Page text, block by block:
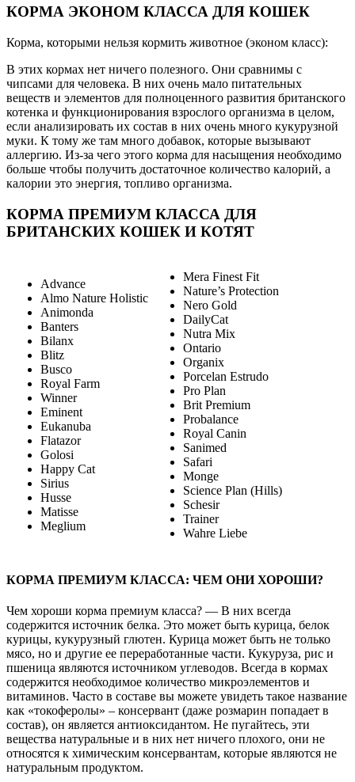
КОРМА ЭКОНОМ КЛАССА ДЛЯ КОШЕК
Корма, которыми нельзя кормить животное (эконом класс):
В этих кормах нет ничего полезного. Они сравнимы с
чипсами для человека. В них очень мало питательных
веществ и элементов для полноценного развития британского
котенка и функционирования взрослого организма в целом,
если анализировать их состав в них очень много кукурузной
муки. К тому же там много добавок, которые вызывают
аллергию. Из-за чего этого корма для насыщения необходимо
больше чтобы получить достаточное количество калорий, а
калории это энергия, топливо организма.
КОРМА ПРЕМИУМ КЛАССА ДЛЯ
БРИТАНСКИХ КОШЕК И КОТЯТ
Advance
Almo Nature Holistic
Animonda
Banters
Bilanx
Blitz
Busco
Royal Farm
Winner
Eminent
Eukanuba
Flatazor
Golosi
Happy Cat
Sirius
Husse
Matisse
Meglium
Mera Finest Fit
Nature’s Protection
Nero Gold
DailyCat
Nutra Mix
Ontario
Organix
Porcelan Estrudo
Pro Plan
Brit Premium
Probalance
Royal Canin
Sanimed
Safari
Monge
Science Plan (Hills)
Schesir
Trainer
Wahre Liebe
КОРМА ПРЕМИУМ КЛАССА: ЧЕМ ОНИ ХОРОШИ?
Чем хороши корма премиум класса? — В них всегда
содержится источник белка. Это может быть курица, белок
курицы, кукурузный глютен. Курица может быть не только
мясо, но и другие ее переработанные части. Кукуруза, рис и
пшеница являются источником углеводов. Всегда в кормах
содержится необходимое количество микроэлементов и
витаминов. Часто в составе вы можете увидеть такое название
как «токоферолы» – консервант (даже розмарин попадает в
состав), он является антиоксидантом. Не пугайтесь, эти
вещества натуральные и в них нет ничего плохого, они не
относятся к химическим консервантам, которые являются не
натуральным продуктом.